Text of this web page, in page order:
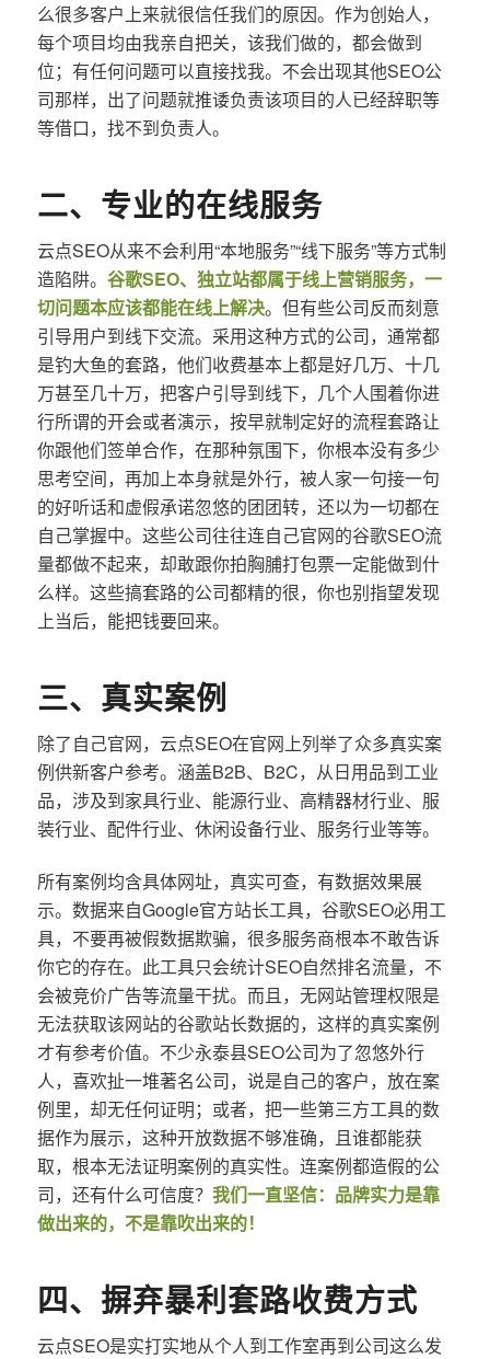
么很多客户上来就很信任我们的原因。作为创始人，
每个项目均由我亲自把关，该我们做的，都会做到
位；有任何问题可以直接找我。不会出现其他SEO公
司那样，出了问题就推诿负责该项目的人已经辞职等
等借口，找不到负责人。
二、专业的在线服务
云点SEO从来不会利用“本地服务”“线下服务”等方式制
造陷阱。 谷歌SEO、独立站都属于线上营销服务，一
切问题本应该都能在线上解决。但有些公司反而刻意
引导用户到线下交流。采用这种方式的公司，通常都
是钓大鱼的套路，他们收费基本上都是好几万、十几
万甚至几十万，把客户引导到线下，几个人围着你进
行所谓的开会或者演示，按早就制定好的流程套路让
你跟他们签单合作，在那种氛围下，你根本没有多少
思考空间，再加上本身就是外行，被人家一句接一句
的好听话和虚假承诺忽悠的团团转，还以为一切都在
自己掌握中。这些公司往往连自己官网的谷歌SEO流
量都做不起来，却敢跟你拍胸脯打包票一定能做到什
么样。这些搞套路的公司都精的很，你也别指望发现
上当后，能把钱要回来。
三、真实案例
除了自己官网，云点SEO在官网上列举了众多真实案
例供新客户参考。涵盖B2B、B2C，从日用品到工业
品，涉及到家具行业、能源行业、高精器材行业、服
装行业、配件行业、休闲设备行业、服务行业等等。
所有案例均含具体网址，真实可查，有数据效果展
示。数据来自Google官方站长工具，谷歌SEO必用工
具，不要再被假数据欺骗，很多服务商根本不敢告诉
你它的存在。此工具只会统计SEO自然排名流量，不
会被竞价广告等流量干扰。而且，无网站管理权限是
无法获取该网站的谷歌站长数据的，这样的真实案例
才有参考价值。不少永泰县SEO公司为了忽悠外行
人，喜欢扯一堆著名公司，说是自己的客户，放在案
例里，却无任何证明；或者，把一些第三方工具的数
据作为展示，这种开放数据不够准确，且谁都能获
取，根本无法证明案例的真实性。连案例都造假的公
司，还有什么可信度？ 我们一直坚信：品牌实力是靠
做出来的，不是靠吹出来的！
四、摒弃暴利套路收费方式
云点SEO是实打实地从个人到工作室再到公司这么发